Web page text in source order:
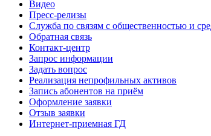
Видео
Пресс-релизы
Служба по связям с общественностью и
Обратная связь
Контакт-центр
Запрос информации
Задать вопрос
Реализация непрофильных активов
Запись абонентов на приём
Оформление заявки
Отзыв заявки
Интернет-приемная ГД